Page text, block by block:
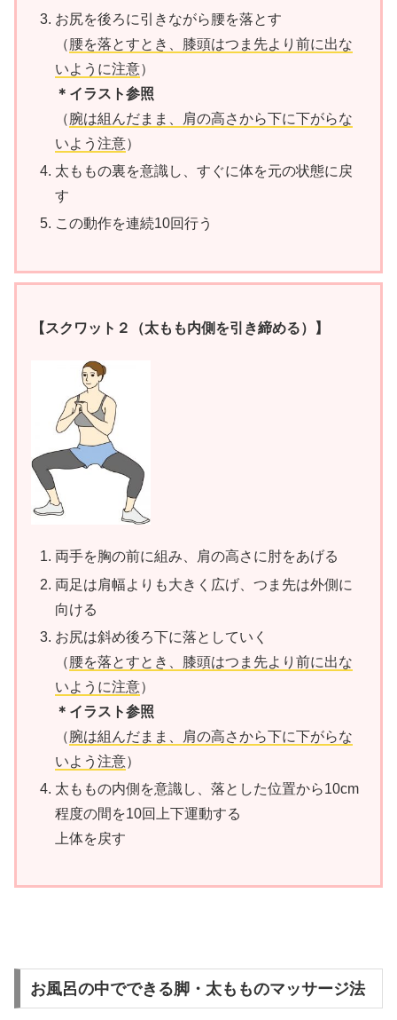
お尻を後ろに引きながら腰を落とす
（腰を落とすとき、膝頭はつま先より前に出な
いように注意）
＊イラスト参照
（腕は組んだまま、肩の高さから下に下がらな
いよう注意）
太ももの裏を意識し、すぐに体を元の状態に戻
す
この動作を連続10回行う
【スクワット２（太もも内側を引き締める）】
両手を胸の前に組み、肩の高さに肘をあげる
両足は肩幅よりも大きく広げ、つま先は外側に
向ける
お尻は斜め後ろ下に落としていく
（腰を落とすとき、膝頭はつま先より前に出な
いように注意）
＊イラスト参照
（腕は組んだまま、肩の高さから下に下がらな
いよう注意）
太ももの内側を意識し、落とした位置から10cm
程度の間を10回上下運動する
上体を戻す
お風呂の中でできる脚・太もものマッサージ法